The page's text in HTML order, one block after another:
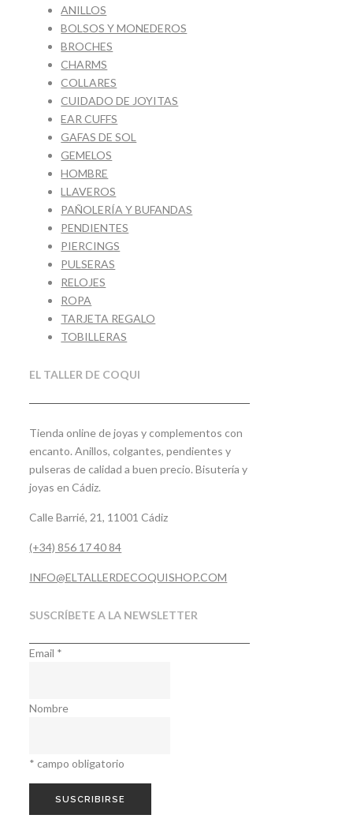
ANILLOS
BOLSOS Y MONEDEROS
BROCHES
CHARMS
COLLARES
CUIDADO DE JOYITAS
EAR CUFFS
GAFAS DE SOL
GEMELOS
HOMBRE
LLAVEROS
PAÑOLERÍA Y BUFANDAS
PENDIENTES
PIERCINGS
PULSERAS
RELOJES
ROPA
TARJETA REGALO
TOBILLERAS
EL TALLER DE COQUI
Tienda online de joyas y complementos con
encanto. Anillos, colgantes, pendientes y
pulseras de calidad a buen precio. Bisutería y
joyas en Cádiz.
Calle Barrié, 21, 11001 Cádiz
(+34) 856 17 40 84
INFO@ELTALLERDECOQUISHOP.COM
SUSCRÍBETE A LA NEWSLETTER
Email *
Nombre
* campo obligatorio